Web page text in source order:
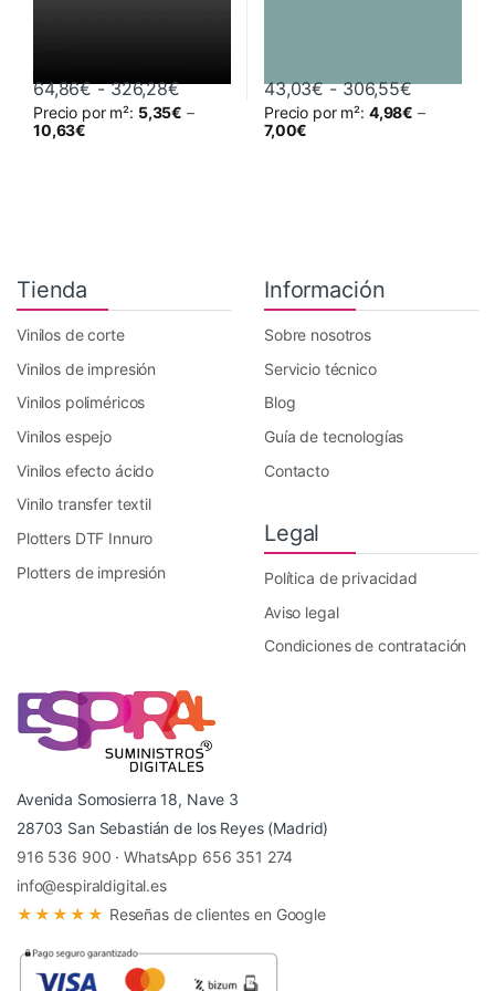
64,86€ - 326,28€Rango de precios: desde 64,86€
Precio por m²: 5,35€ –
10,63€
Este producto tiene múltiples variantes. Las opciones se
43,03€ - 306,55€Rango
Precio por m²: 4,98€ –
7,00€
Este producto tiene múltiples
Tienda
Vinilos de corte
Vinilos de impresión
Vinilos poliméricos
Vinilos espejo
Vinilos efecto ácido
Vinilo transfer textil
Plotters DTF Innuro
Plotters de impresión
Información
Sobre nosotros
Servicio técnico
Blog
Guía de tecnologías
Contacto
Legal
Política de privacidad
Aviso legal
Condiciones de contratación
Avenida Somosierra 18, Nave 3
28703 San Sebastián de los Reyes (Madrid)
916 536 900 ·WhatsApp 656 351 274
info@espiraldigital.es
★★★★★ Reseñas de clientes en Google